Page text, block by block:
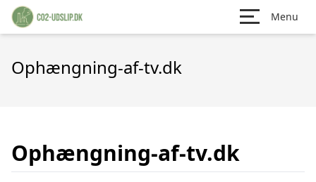
Menu
Ophængning-af-tv.dk
Ophængning-af-tv.dk